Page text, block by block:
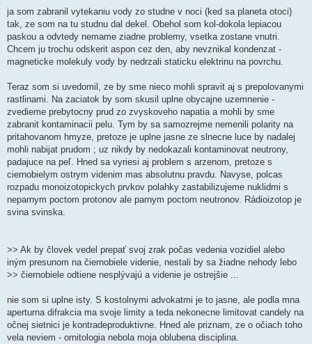
e
o
k
ja som zabranil vytekaniu vody zo studne v noci (ked sa planeta otoci)
tak, ze som na tu studnu dal dekel. Obehol som kol-dokola lepiacou
paskou a odvtedy nemame ziadne problemy, vsetka zostane vnutri.
Chcem ju trochu odskerit aspon cez den, aby nevznikal kondenzat -
magneticke molekuly vody by nedrzali staticku elektrinu na povrchu.
Teraz som si uvedomil, ze by sme nieco mohli spravit aj s prepolovanymi
rastlinami. Na zaciatok by som skusil uplne obycajne uzemnenie -
zvedieme prebytocny prud zo zvyskoveho napatia a mohli by sme
zabranit kontaminacii pelu. Tym by sa samozrejme nemenili polarity na
pritahovanom hmyze, pretoze je uplne jasne ze slnecne luce by nadalej
mohli nabijat prudom ; uz nikdy by nedokazali kontaminovat neutrony,
padajuce na peľ. Hned sa vyriesi aj problem s arzenom, pretoze s
ciernobielym ostrym videnim mas absolutnu pravdu. Navyse, polcas
rozpadu monoizotopickych prvkov polahky zastabilizujeme nuklidmi s
neparnym poctom protonov ale parnym poctom neutronov. Rádioizotop je
svina svinska.
>> Ak by človek vedel prepať svoj zrak počas vedenia vozidiel alebo
iným presunom na čiernobiele videnie, nestali by sa žiadne nehody lebo
>> čiernobiele odtiene nesplývajú a videnie je ostrejšie ...
nie som si uplne isty. S kostolnymi advokatmi je to jasne, ale podla mna
aperturna difrakcia ma svoje limity a teda nekonecne limitovat candely na
očnej sietnici je kontradeproduktivne. Hned ale priznam, ze o očiach toho
vela neviem - ornitologia nebola moja oblubena disciplina.